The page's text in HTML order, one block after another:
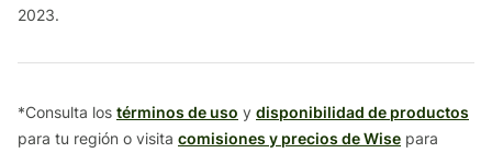
2023.
*Consulta los términos de uso y disponibilidad de productos
para tu región o visita comisiones y precios de Wise para